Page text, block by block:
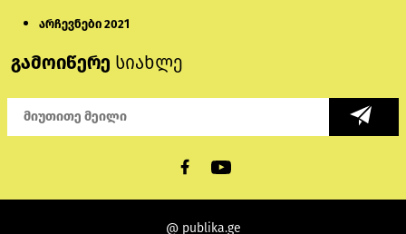
არჩევნები 2021
გამოიწერე სიახლე
@ publika.ge